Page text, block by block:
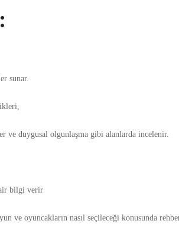
sunar.
duygusal olgunlaşma gibi alanlarda incelenir.
bilgi verir
ve oyuncakların nasıl seçileceği konusunda